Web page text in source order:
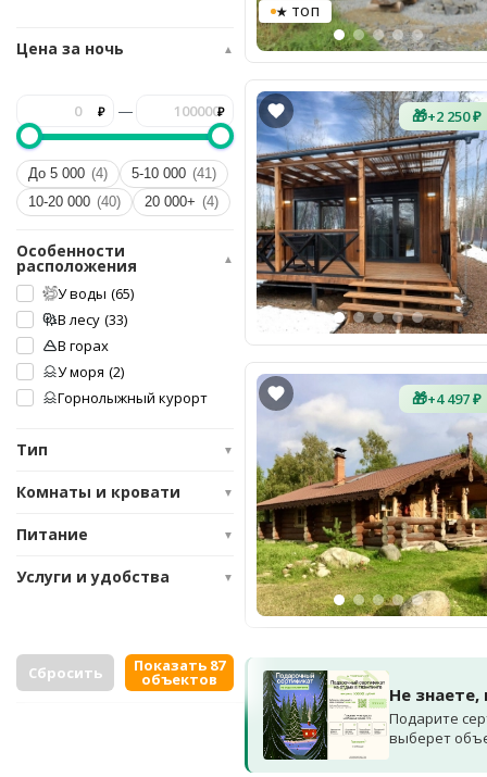
Цена за ночь ▲
—
До 5 000 (4) 5-10 000 (41)
10-20 000 (40) 20 000+ (4)
Особенности
расположения ▲
У воды (65)
В лесу (33)
В горах
У моря (2)
Горнолыжный курорт
Тип ▼
Комнаты и кровати ▼
Питание ▼
Услуги и удобства ▼
Сбросить Показать 87
объектов
★ ТОП
🎁+2 250 ₽
🎁+4 497 ₽
Не знаете,
Подарите
выберет